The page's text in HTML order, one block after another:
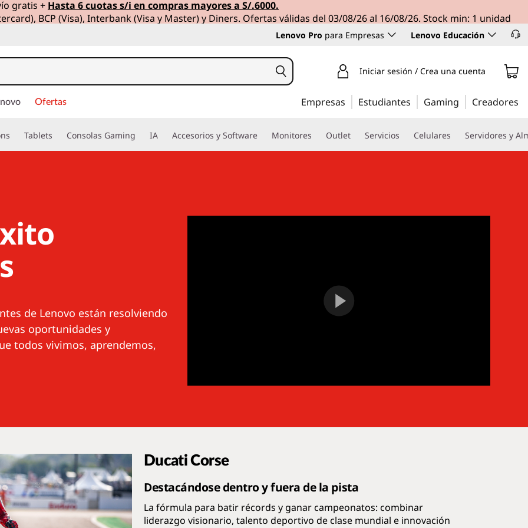
gratis + Hasta 6 cuotas s/i en compras mayores a S/.6000.
BCP (Visa), Interbank (Visa y Master) y Diners. Ofertas válidas del 03/08/26 al 16/08/26. Stock min: 1 unidad
Lenovo Pro para Empresas Lenovo Educación
Iniciar sesión / Crea una cuenta
Ofertas Empresas Estudiantes Gaming Creadores
Tablets Consolas Gaming IA Accesorios y Software Monitores Outlet Servicios Celulares Servidores y
de Lenovo están resolviendo
oportunidades y
todos vivimos, aprendemos,
Ducati Corse
Destacándose dentro y fuera de la pista
La fórmula para batir récords y ganar campeonatos: combinar
liderazgo visionario, talento deportivo de clase mundial e innovación